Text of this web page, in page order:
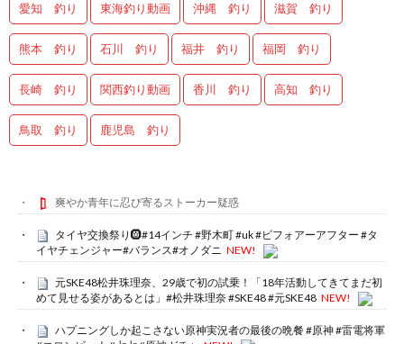
愛知 釣り 東海釣り動画 沖縄 釣り 滋賀 釣り
熊本 釣り 石川 釣り 福井 釣り 福岡 釣り
長崎 釣り 関西釣り動画 香川 釣り 高知 釣り
鳥取 釣り 鹿児島 釣り
爽やか青年に忍び寄るストーカー疑惑
タイヤ交換祭り🛞#14インチ #野木町 #uk #ビフォアーアフター #タ
イヤチェンジャー#バランス#オノダニ NEW!
元SKE48松井珠理奈、29歳で初の試乗！「18年活動してきてまだ初
めて見せる姿があるとは」#松井珠理奈 #SKE48 #元SKE48 NEW!
ハプニングしか起こさない原神実況者の最後の晩餐 #原神 #雷電将軍